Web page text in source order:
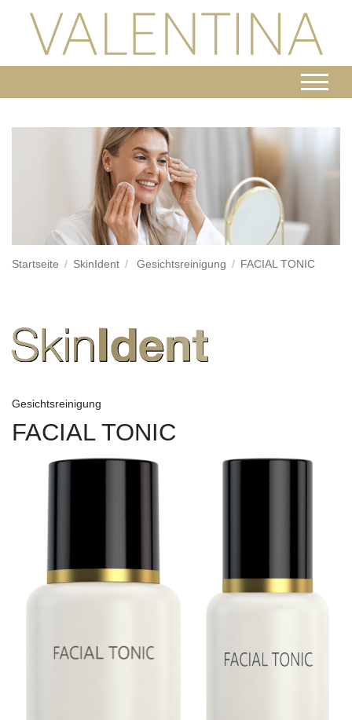
Startseite SkinIdent Gesichtsreinigung FACIAL TONIC
Gesichtsreinigung
FACIAL TONIC